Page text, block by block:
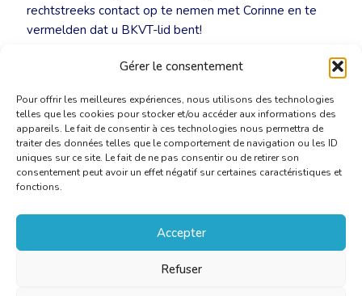
Gérer le consentement
Pour offrir les meilleures expériences, nous utilisons des technologies
telles que les cookies pour stocker et/ou accéder aux informations des
appareils. Le fait de consentir à ces technologies nous permettra de
traiter des données telles que le comportement de navigation ou les ID
uniques sur ce site. Le fait de ne pas consentir ou de retirer son
consentement peut avoir un effet négatif sur certaines caractéristiques et
fonctions.
Accepter
Refuser
rechtstreeks contact op te nemen met Corinne en te
vermelden dat u BKVT-lid bent!
Coaching Tolken BKVT